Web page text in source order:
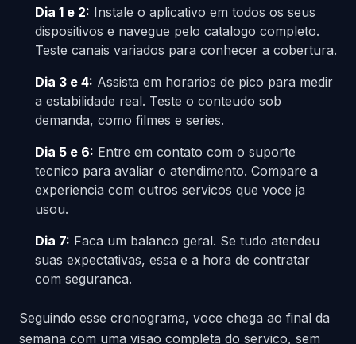
Dia 1 e 2: Instale o aplicativo em todos os seus
dispositivos e navegue pelo catalogo completo.
Teste canais variados para conhecer a cobertura.
Dia 3 e 4: Assista em horarios de pico para medir
a estabilidade real. Teste o conteudo sob
demanda, como filmes e series.
Dia 5 e 6: Entre em contato com o suporte
tecnico para avaliar o atendimento. Compare a
experiencia com outros servicos que voce ja
usou.
Dia 7: Faca um balanco geral. Se tudo atendeu
suas expectativas, essa e a hora de contratar
com seguranca.
Seguindo esse cronograma, voce chega ao final da
semana com uma visao completa do servico, sem